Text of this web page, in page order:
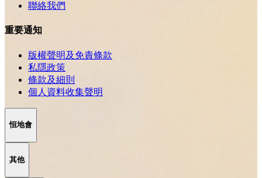
聯絡我們
重要通知
版權聲明及免責條款
私隱政策
條款及細則
個人資料收集聲明
恒地會
其他